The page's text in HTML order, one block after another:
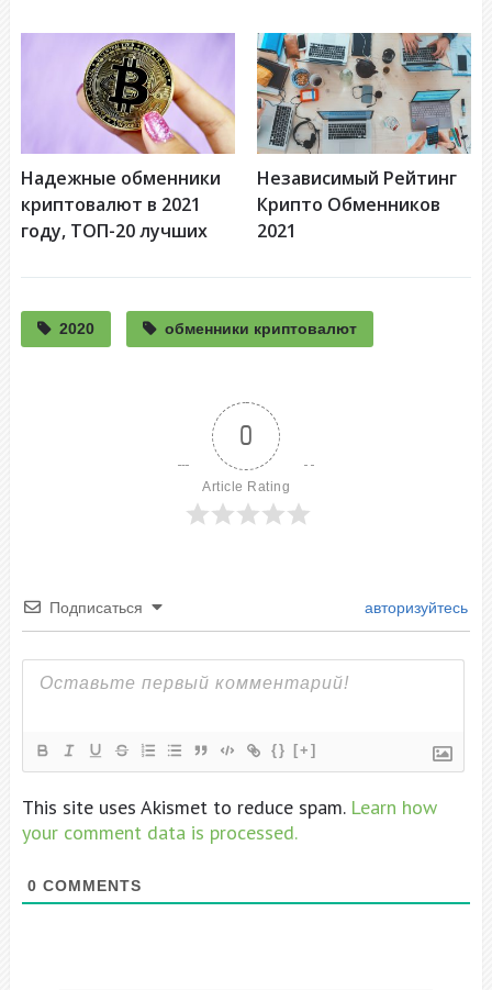
Надежные обменники
криптовалют в 2021
году, ТОП-20 лучших
Независимый Рейтинг
Крипто Обменников
2021
2020 обменники криптовалют
0
Article Rating
Подписаться авторизуйтесь
{} [+]
This site uses Akismet to reduce spam. Learn how
your comment data is processed.
0 COMMENTS